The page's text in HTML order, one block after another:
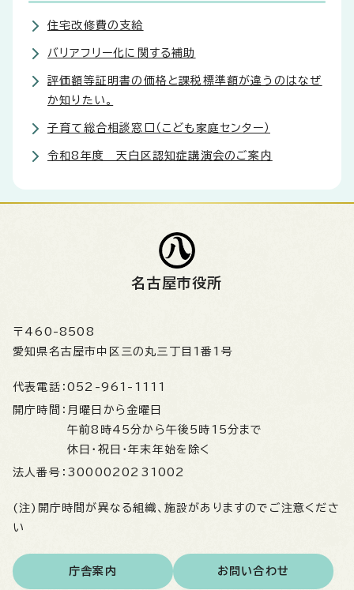
住宅改修費の支給
バリアフリー化に関する補助
評価額等証明書の価格と課税標準額が違うのはなぜ
か知りたい。
子育て総合相談窓口（こども家庭センター）
令和8年度 天白区認知症講演会のご案内
名古屋市役所
〒460-8508
愛知県名古屋市中区三の丸三丁目1番1号
代表電話： 052-961-1111
開庁時間： 月曜日から金曜日
午前8時45分から午後5時15分まで
休日・祝日・年末年始を除く
法人番号： 3000020231002
(注)開庁時間が異なる組織、施設がありますのでご注意くださ
い
庁舎案内 お問い合わせ